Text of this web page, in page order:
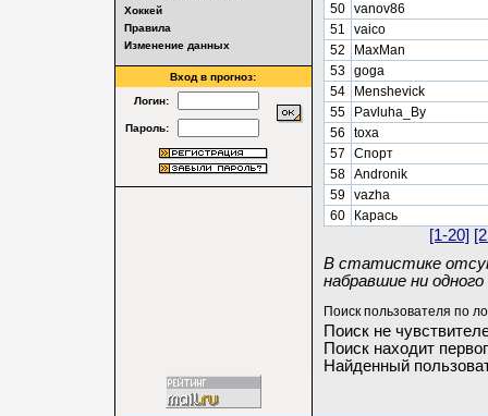
Хоккей
Правила
Изменение данных
Вход в прогноз:
Логин:
Пароль:
50 vanov86
51
vaico
52
MaxMan
53 goga
54
Menshevick
55
Pavluha_By
56
toxa
57
Спорт
58 Andronik
59 vazha
60
Карась
[1-20]
В статистике
набравшие ни одного
Поиск пользователя по
Поиск не
Поиск находит
Найденный